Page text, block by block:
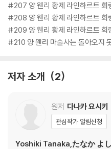
#207 양 웬리 황제 라인하르트
#208 양 웬리 황제 라인하르트
#209 양 웬리 황제 라인하르트
#210 양 웬리 마술사는 돌아오지
저자 소개 2
원저 다나카 요시키
관심작가 알림신청
Yoshiki Tanaka,たなか よ